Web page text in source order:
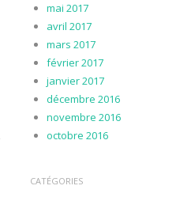
mai 2017
avril 2017
mars 2017
février 2017
janvier 2017
décembre 2016
novembre 2016
octobre 2016
CATÉGORIES